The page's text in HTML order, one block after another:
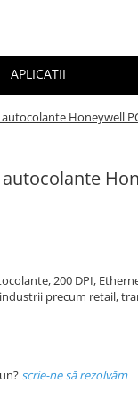
APLICATII
Honeywell
200 DPI,
precum retail,
scrie-ne să rezolvăm